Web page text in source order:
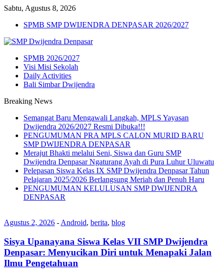
Sabtu, Agustus 8, 2026
SPMB SMP DWIJENDRA DENPASAR 2026/2027
SPMB 2026/2027
Visi Misi Sekolah
Daily Activities
Bali Simbar Dwijendra
Breaking News
Semangat Baru Mengawali Langkah, MPLS Yayasan
Dwijendra 2026/2027 Resmi Dibuka!!!
PENGUMUMAN PRA MPLS CALON MURID BARU
SMP DWIJENDRA DENPASAR
Merajut Bhakti melalui Seni, Siswa dan Guru SMP
Dwijendra Denpasar Ngaturang Ayah di Pura Luhur Uluwatu
Pelepasan Siswa Kelas IX SMP Dwijendra Denpasar Tahun
Pelajaran 2025/2026 Berlangsung Meriah dan Penuh Haru
PENGUMUMAN KELULUSAN SMP DWIJENDRA
DENPASAR
Agustus 2, 2026 - Android, berita, blog
Sisya Upanayana Siswa Kelas VII SMP Dwijendra
Denpasar: Menyucikan Diri untuk Menapaki Jalan
Ilmu Pengetahuan